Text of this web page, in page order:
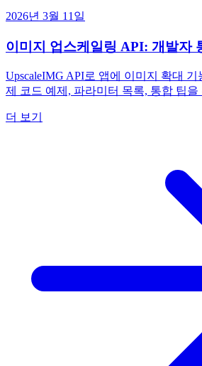
2026년 3월 11일
이미지 업스케일링 API: 개발자
UpscaleIMG API로 앱에 이미지 확대
제 코드 예제, 파라미터 목록, 통합 팁을
더 보기